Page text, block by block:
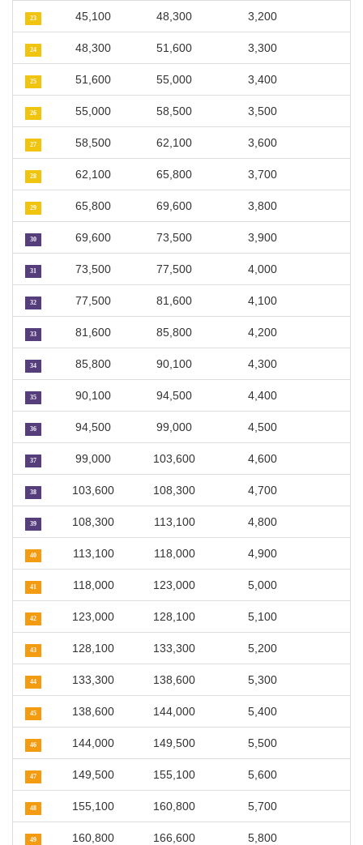
23 45,100 48,300 3,200
24 48,300 51,600 3,300
25 51,600 55,000 3,400
26 55,000 58,500 3,500
27 58,500 62,100 3,600
28 62,100 65,800 3,700
29 65,800 69,600 3,800
30 69,600 73,500 3,900
31 73,500 77,500 4,000
32 77,500 81,600 4,100
33 81,600 85,800 4,200
34 85,800 90,100 4,300
35 90,100 94,500 4,400
36 94,500 99,000 4,500
37 99,000 103,600 4,600
38 103,600 108,300 4,700
39 108,300 113,100 4,800
40 113,100 118,000 4,900
41 118,000 123,000 5,000
42 123,000 128,100 5,100
43 128,100 133,300 5,200
44 133,300 138,600 5,300
45 138,600 144,000 5,400
46 144,000 149,500 5,500
47 149,500 155,100 5,600
48 155,100 160,800 5,700
49 160,800 166,600 5,800